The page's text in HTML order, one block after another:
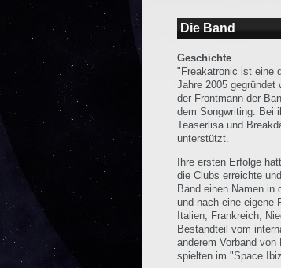
Die Band
Geschichte
"Freakatronic ist eine
Jahre 2005 gegründet
der Frontmann der
dem Songwriting. Bei
Teaserlisa und
unterstützt.
Ihre ersten Erfolge
die Clubs erreichte
Band einen Namen
und nach eine eigene
Italien, Frankreich,
Bestandteil vom
anderem Vorband von
spielten im "Space